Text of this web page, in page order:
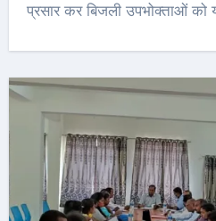
प्रसार कर बिजली उपभोक्ताओं को